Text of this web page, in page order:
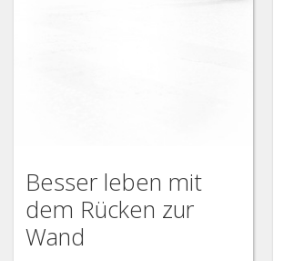
Besser leben mit
dem Rücken zur
Wand